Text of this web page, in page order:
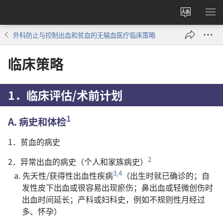
更
改
网
显
外科防止与控制出血和贫血的无输血医疗临床策略
临床策略
1．临床评估/术前计划
A. 病史和体检1
1．贫血的病史
2．异常出血的病史（个人和家族病史） 2
a. 先天性/获得性出血性疾病3,4 （出生时就已确诊的；自
发性皮下出血或很容易出现瘀伤；鼻出血或轻微创伤时
出血时间延长；产科或妇科史，例如不规则性月经过
多、怀孕）